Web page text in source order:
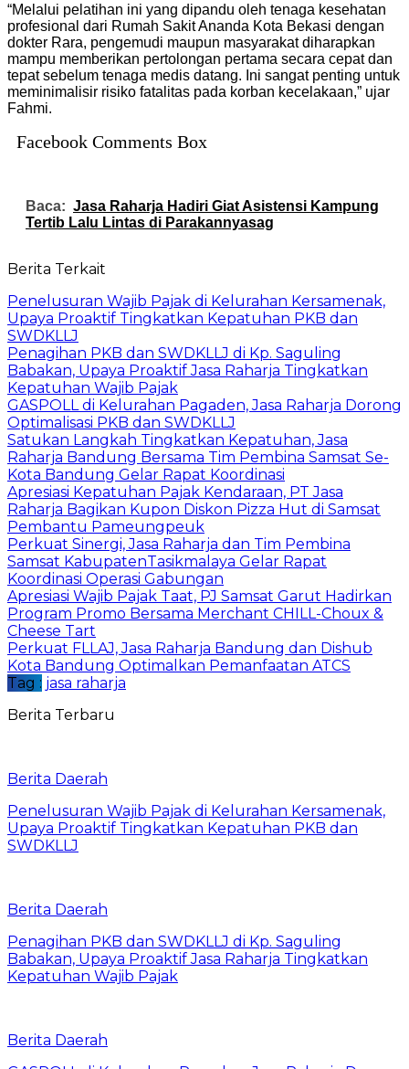
“Melalui pelatihan ini yang dipandu oleh tenaga kesehatan
profesional dari Rumah Sakit Ananda Kota Bekasi dengan
dokter Rara, pengemudi maupun masyarakat diharapkan
mampu memberikan pertolongan pertama secara cepat dan
tepat sebelum tenaga medis datang. Ini sangat penting untuk
meminimalisir risiko fatalitas pada korban kecelakaan,” ujar
Fahmi.
Facebook Comments Box
Baca: Jasa Raharja Hadiri Giat Asistensi Kampung
Tertib Lalu Lintas di Parakannyasag
Berita Terkait
Penelusuran Wajib Pajak di Kelurahan Kersamenak,
Upaya Proaktif Tingkatkan Kepatuhan PKB dan
SWDKLLJ
Penagihan PKB dan SWDKLLJ di Kp. Saguling
Babakan, Upaya Proaktif Jasa Raharja Tingkatkan
Kepatuhan Wajib Pajak
GASPOLL di Kelurahan Pagaden, Jasa Raharja Dorong
Optimalisasi PKB dan SWDKLLJ
Satukan Langkah Tingkatkan Kepatuhan, Jasa
Raharja Bandung Bersama Tim Pembina Samsat Se-
Kota Bandung Gelar Rapat Koordinasi
Apresiasi Kepatuhan Pajak Kendaraan, PT Jasa
Raharja Bagikan Kupon Diskon Pizza Hut di Samsat
Pembantu Pameungpeuk
Perkuat Sinergi, Jasa Raharja dan Tim Pembina
Samsat KabupatenTasikmalaya Gelar Rapat
Koordinasi Operasi Gabungan
Apresiasi Wajib Pajak Taat, PJ Samsat Garut Hadirkan
Program Promo Bersama Merchant CHILL-Choux &
Cheese Tart
Perkuat FLLAJ, Jasa Raharja Bandung dan Dishub
Kota Bandung Optimalkan Pemanfaatan ATCS
Tag : jasa raharja
Berita Terbaru
Berita Daerah
Penelusuran Wajib Pajak di Kelurahan Kersamenak,
Upaya Proaktif Tingkatkan Kepatuhan PKB dan
SWDKLLJ
Berita Daerah
Penagihan PKB dan SWDKLLJ di Kp. Saguling
Babakan, Upaya Proaktif Jasa Raharja Tingkatkan
Kepatuhan Wajib Pajak
Berita Daerah